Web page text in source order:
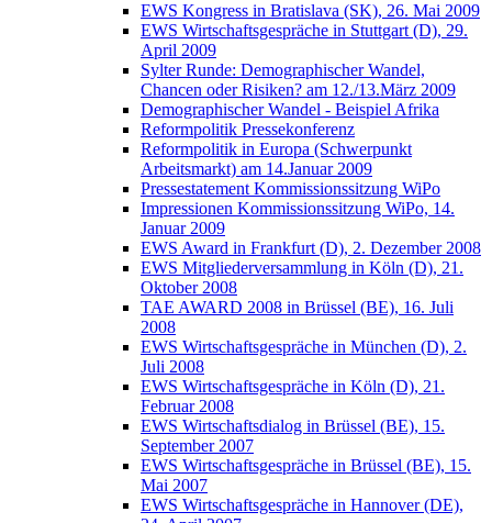
EWS Kongress in Bratislava (SK), 26. Mai 2009
EWS Wirtschaftsgespräche in Stuttgart (D), 29.
April 2009
Sylter Runde: Demographischer Wandel,
Chancen oder Risiken? am 12./13.März 2009
Demographischer Wandel - Beispiel Afrika
Reformpolitik Pressekonferenz
Reformpolitik in Europa (Schwerpunkt
Arbeitsmarkt) am 14.Januar 2009
Pressestatement Kommissionssitzung WiPo
Impressionen Kommissionssitzung WiPo, 14.
Januar 2009
EWS Award in Frankfurt (D), 2. Dezember 2008
EWS Mitgliederversammlung in Köln (D), 21.
Oktober 2008
TAE AWARD 2008 in Brüssel (BE), 16. Juli
2008
EWS Wirtschaftsgespräche in München (D), 2.
Juli 2008
EWS Wirtschaftsgespräche in Köln (D), 21.
Februar 2008
EWS Wirtschaftsdialog in Brüssel (BE), 15.
September 2007
EWS Wirtschaftsgespräche in Brüssel (BE), 15.
Mai 2007
EWS Wirtschaftsgespräche in Hannover (DE),